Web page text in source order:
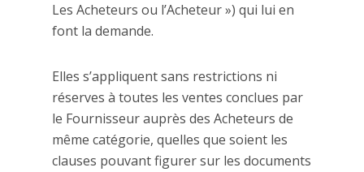
Les Acheteurs ou l’Acheteur ») qui lui en
font la demande.
Elles s’appliquent sans restrictions ni
réserves à toutes les ventes conclues par
le Fournisseur auprès des Acheteurs de
même catégorie, quelles que soient les
clauses pouvant figurer sur les documents